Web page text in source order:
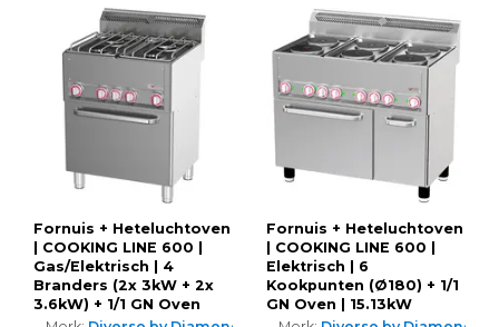
Fornuis + Heteluchtoven
| COOKING LINE 600 |
Gas/Elektrisch | 4
Branders (2x 3kW + 2x
3.6kW) + 1/1 GN Oven
(3.13kW-230V) |
Fornuis + Heteluchtoven
| COOKING LINE 600 |
Elektrisch | 6
Kookpunten (Ø180) + 1/1
GN Oven | 15.13kW
(400V) | Neutraal Vak |